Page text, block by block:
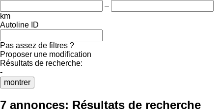
–
km
Autoline ID
Pas assez de filtres ?
Proposer une modification
Résultats de recherche:
-
montrer
7 annonces: Résultats de recherche